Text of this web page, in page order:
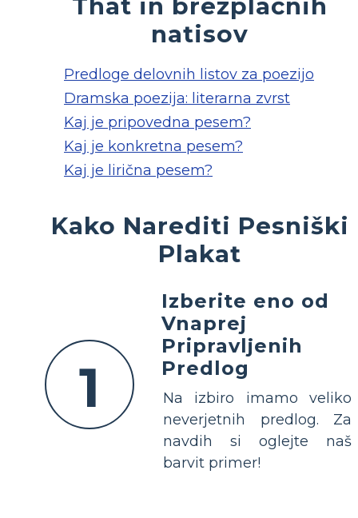
natisov
Predloge delovnih listov za poezijo
Dramska poezija: literarna zvrst
Kaj je pripovedna pesem?
Kaj je konkretna pesem?
Kaj je lirična pesem?
Kako Narediti Pesniški
Plakat
1
Izberite eno od
Vnaprej
Pripravljenih
Predlog
Na izbiro imamo veliko
neverjetnih predlog. Za
navdih si oglejte naš
barvit primer!